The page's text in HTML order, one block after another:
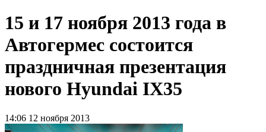
15 и 17 ноября 2013 года в
Автогермес состоится
праздничная презентация
нового Hyundai IX35
14:06 12 ноября 2013